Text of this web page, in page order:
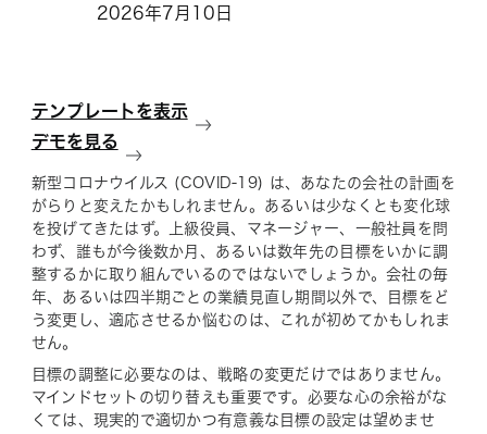
2026年7月10日
テンプレートを表示
デモを見る
新型コロナウイルス (COVID-19) は、あなたの会社の計画を
がらりと変えたかもしれません。あるいは少なくとも変化球
を投げてきたはず。上級役員、マネージャー、一般社員を問
わず、誰もが今後数か月、あるいは数年先の目標をいかに調
整するかに取り組んでいるのではないでしょうか。会社の毎
年、あるいは四半期ごとの業績見直し期間以外で、目標をど
う変更し、適応させるか悩むのは、これが初めてかもしれま
せん。
目標の調整に必要なのは、戦略の変更だけではありません。
マインドセットの切り替えも重要です。必要な心の余裕がな
くては、現実的で適切かつ有意義な目標の設定は望めませ